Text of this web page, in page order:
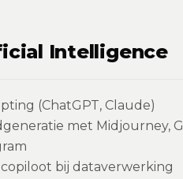
Intelligence
(ChatGPT, Claude)
met Midjourney,
copiloot bij dataverwerking